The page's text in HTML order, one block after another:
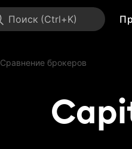
Поиск
Сравнение брокеров